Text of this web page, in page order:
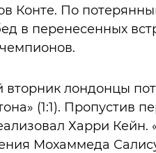
Конте. По
в перенесенных
лондонцы
(1:1). Пропустив
Харри Кейн.
Мохаммеда